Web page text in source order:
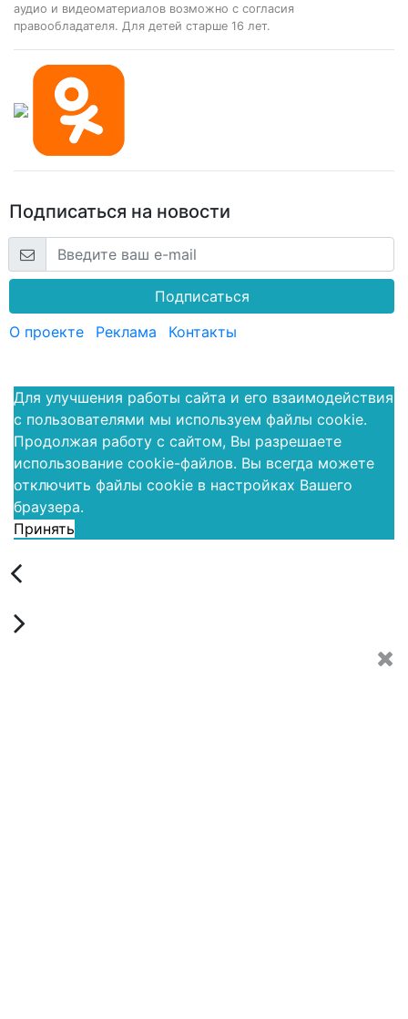
аудио и видеоматериалов возможно с согласия
правообладателя. Для детей старше 16 лет.
Подписаться на новости
Подписаться
О проекте
Реклама Контакты
Для улучшения работы сайта и его взаимодействия
с пользователями мы используем файлы cookie.
Продолжая работу с сайтом, Вы разрешаете
использование cookie-файлов. Вы всегда можете
отключить файлы cookie в настройках Вашего
браузера.
Принять